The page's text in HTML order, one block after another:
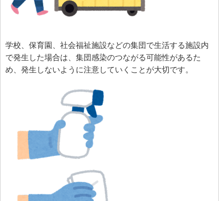
学校、保育園、社会福祉施設などの集団で生活する施設内
で発生した場合は、集団感染のつながる可能性があるた
め、発生しないように注意していくことが大切です。